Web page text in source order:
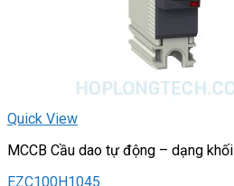
Quick View
MCCB Cầu dao tự động – dạng khối
EZC100H1045